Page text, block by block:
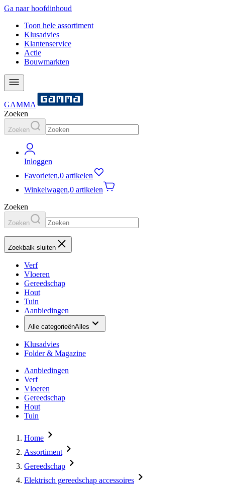
Ga naar hoofdinhoud
Toon hele assortiment
Klusadvies
Klantenservice
Actie
Bouwmarkten
GAMMA
Zoeken
Zoeken
Inloggen
Favorieten,0 artikelen
Winkelwagen,0 artikelen
Zoeken
Zoeken
Zoekbalk sluiten
Verf
Vloeren
Gereedschap
Hout
Tuin
Aanbiedingen
Alle categorieënAlles
Klusadvies
Folder & Magazine
Aanbiedingen
Verf
Vloeren
Gereedschap
Hout
Tuin
Home
Assortiment
Gereedschap
Elektrisch gereedschap accessoires